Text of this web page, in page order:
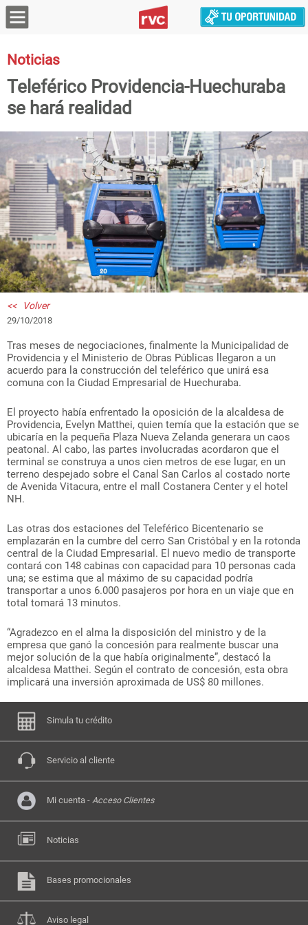
Noticias
Teleférico Providencia-Huechuraba
se hará realidad
<< Volver
29/10/2018
Tras meses de negociaciones, finalmente la Municipalidad de
Providencia y el Ministerio de Obras Públicas llegaron a un
acuerdo para la construcción del teleférico que unirá esa
comuna con la Ciudad Empresarial de Huechuraba.
El proyecto había enfrentado la oposición de la alcaldesa de
Providencia, Evelyn Matthei, quien temía que la estación que se
ubicaría en la pequeña Plaza Nueva Zelanda generara un caos
peatonal. Al cabo, las partes involucradas acordaron que el
terminal se construya a unos cien metros de ese lugar, en un
terreno despejado sobre el Canal San Carlos al costado norte
de Avenida Vitacura, entre el mall Costanera Center y el hotel
NH.
Las otras dos estaciones del Teleférico Bicentenario se
emplazarán en la cumbre del cerro San Cristóbal y en la rotonda
central de la Ciudad Empresarial. El nuevo medio de transporte
contará con 148 cabinas con capacidad para 10 personas cada
una; se estima que al máximo de su capacidad podría
transportar a unos 6.000 pasajeros por hora en un viaje que en
total tomará 13 minutos.
“Agradezco en el alma la disposición del ministro y de la
empresa que ganó la concesión para realmente buscar una
mejor solución de la que había originalmente”, destacó la
alcaldesa Matthei. Según el contrato de concesión, esta obra
implicará una inversión aproximada de US$ 80 millones.
Simula tu crédito
Servicio al cliente
Mi cuenta - Acceso Clientes
Noticias
Bases promocionales
Aviso legal